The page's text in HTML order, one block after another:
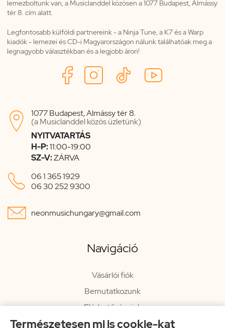
Természetesen mi is cookie-kat
lemezboltunk van, a Musiclanddel közösen a 1077 Budapest, Almássy
tér 8. cím alatt.
Legfontosabb külföldi partnereink - a Ninja Tune, a K7 és a Warp
kiadók - lemezei és CD-i Magyarországon nálunk találhatóak meg a
legnagyobb választékban és a legjobb áron!

1077 Budapest, Almássy tér 8.
(a Musiclanddel közös üzletünk)
NYITVATARTÁS
H-P:11:00-19:00
SZ-V:ZÁRVA
 06 1 365 1929
06 30 252 9300
 neonmusichungary@gmail.com
Navigáció
Vásárlói fiók
Bemutatkozunk
Elérhetőségeink
Hírlevél